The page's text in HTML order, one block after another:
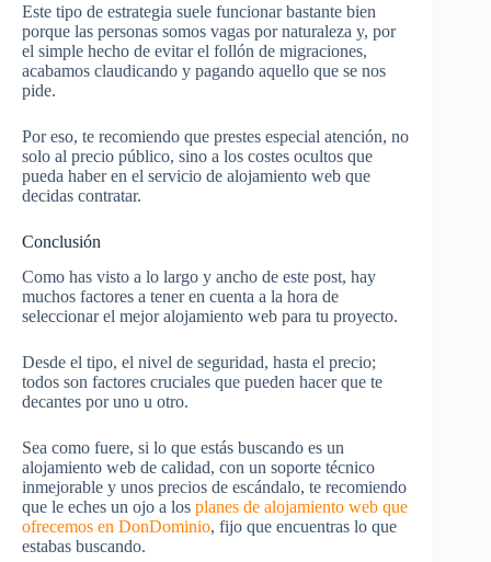
Este tipo de estrategia suele funcionar bastante bien
porque las personas somos vagas por naturaleza y, por
el simple hecho de evitar el follón de migraciones,
acabamos claudicando y pagando aquello que se nos
pide.
Por eso, te recomiendo que prestes especial atención, no
solo al precio público, sino a los costes ocultos que
pueda haber en el servicio de alojamiento web que
decidas contratar.
Conclusión
Como has visto a lo largo y ancho de este post, hay
muchos factores a tener en cuenta a la hora de
seleccionar el mejor alojamiento web para tu proyecto.
Desde el tipo, el nivel de seguridad, hasta el precio;
todos son factores cruciales que pueden hacer que te
decantes por uno u otro.
Sea como fuere, si lo que estás buscando es un
alojamiento web de calidad, con un soporte técnico
inmejorable y unos precios de escándalo, te recomiendo
que le eches un ojo a los planes de alojamiento web que
ofrecemos en DonDominio, fijo que encuentras lo que
estabas buscando.